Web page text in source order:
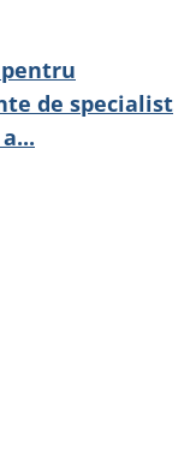
de specialist